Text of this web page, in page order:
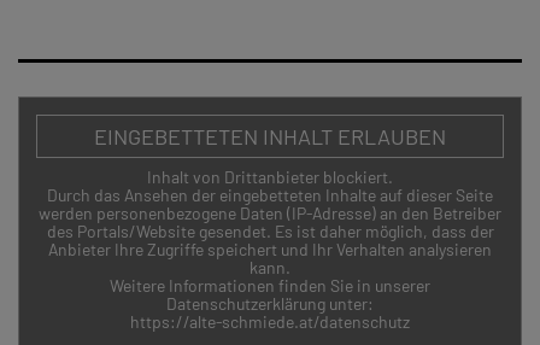
EINGEBETTETEN INHALT ERLAUBEN
Inhalt von Drittanbieter blockiert.
Durch das Ansehen der eingebetteten Inhalte auf dieser Seite
werden personenbezogene Daten (IP-Adresse) an den Betreiber
des Portals/Website gesendet. Es ist daher möglich, dass der
Anbieter Ihre Zugriffe speichert und Ihr Verhalten analysieren
kann.
Weitere Informationen finden Sie in unserer
Datenschutzerklärung unter:
https://alte-schmiede.at/datenschutz